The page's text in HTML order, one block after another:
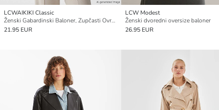
LCWAIKIKI Classic
Ženski Gabardinski Baloner, Zupčasti Ovratnik
21.95 EUR
LCW Modest
Ženski dvoredni oversize baloner
26.95 EUR